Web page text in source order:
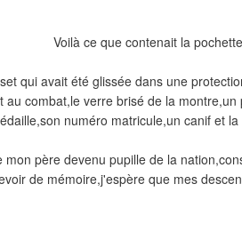
Voilà ce que contenait la
qui avait été glissée dans une
au combat,le verre brisé de la
numéro matricule,un canif et
mon père devenu pupille de la
de mémoire,j'espère que mes